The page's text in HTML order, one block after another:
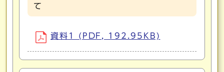
て
資料1 (PDF, 192.95KB)